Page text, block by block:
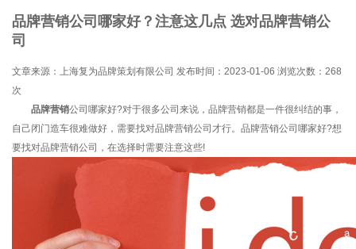
品牌营销公司哪家好？注意这几点 选对品牌营销公
司
文章来源：上海复为品牌策划有限公司 发布时间：2023-01-06 浏览次数： 268
次
品牌营销公司哪家好?对于很多公司来说，品牌营销都是一件很纠结的事，
自己闭门造车很难做好，需要找对品牌营销公司才行。品牌营销公司哪家好?想
要找对品牌营销公司，在选择时需要注意这些!